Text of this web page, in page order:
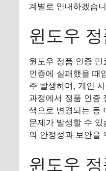
계별로 안내하겠습
윈도우
윈도우 정품 인증
인증에 실패했을 때
주 발생하며, 개인
과정에서 정품 인증
색으로 변경되는 등
문제가 발생할 수
의 안정성과 보안을
윈도우